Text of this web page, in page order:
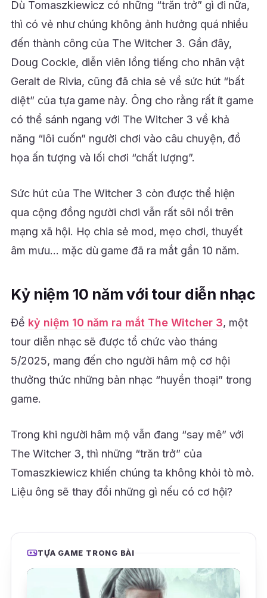
Dù Tomaszkiewicz có những “trăn trở” gì đi nữa,
thì có vẻ như chúng không ảnh hưởng quá nhiều
đến thành công của The Witcher 3. Gần đây,
Doug Cockle, diễn viên lồng tiếng cho nhân vật
Geralt de Rivia, cũng đã chia sẻ về sức hút “bất
diệt” của tựa game này. Ông cho rằng rất ít game
có thể sánh ngang với The Witcher 3 về khả
năng “lôi cuốn” người chơi vào câu chuyện, đồ
họa ấn tượng và lối chơi “chất lượng”.
Sức hút của The Witcher 3 còn được thể hiện
qua cộng đồng người chơi vẫn rất sôi nổi trên
mạng xã hội. Họ chia sẻ mod, mẹo chơi, thuyết
âm mưu… mặc dù game đã ra mắt gần 10 năm.
Kỷ niệm 10 năm với tour diễn nhạc
Để kỷ niệm 10 năm ra mắt The Witcher 3, một
tour diễn nhạc sẽ được tổ chức vào tháng
5/2025, mang đến cho người hâm mộ cơ hội
thưởng thức những bản nhạc “huyền thoại” trong
game.
Trong khi người hâm mộ vẫn đang “say mê” với
The Witcher 3, thì những “trăn trở” của
Tomaszkiewicz khiến chúng ta không khỏi tò mò.
Liệu ông sẽ thay đổi những gì nếu có cơ hội?
TỰA GAME TRONG BÀI